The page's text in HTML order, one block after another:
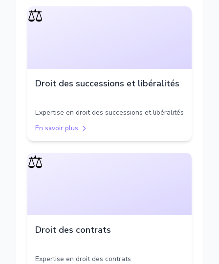
⚖️
Droit des successions et libéralités
Expertise en droit des successions et libéralités
En savoir plus
⚖️
Droit des contrats
Expertise en droit des contrats